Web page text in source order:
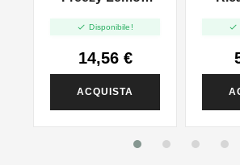
20ml
 Disponibile!
14,56 €
ACQUISTA
